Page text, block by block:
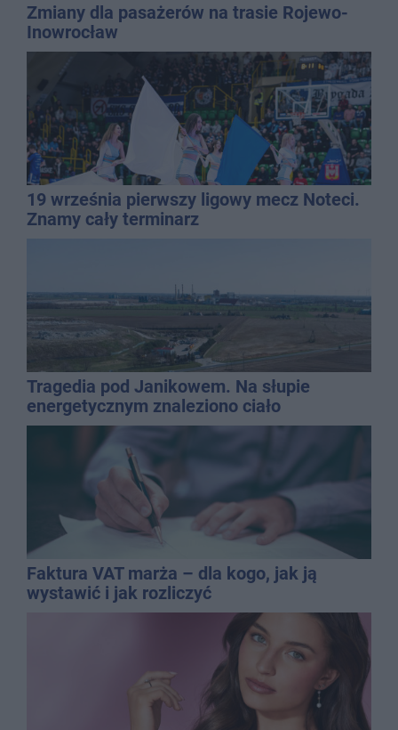
Zmiany dla pasażerów na trasie Rojewo-
Inowrocław
19 września pierwszy ligowy mecz Noteci.
Znamy cały terminarz
Tragedia pod Janikowem. Na słupie
energetycznym znaleziono ciało
mężczyzny
Faktura VAT marża – dla kogo, jak ją
wystawić i jak rozliczyć